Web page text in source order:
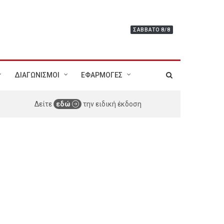
ΣΆΒΒΑΤΟ 8/8
ΔΙΑΓΩΝΙΣΜΟΙ ΕΦΑΡΜΟΓΕΣ
Δείτε εδώ την ειδική έκδοση